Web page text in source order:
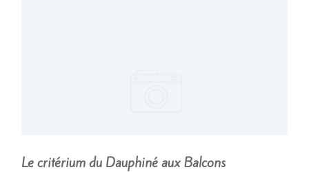
Le critérium du Dauphiné aux Balcons